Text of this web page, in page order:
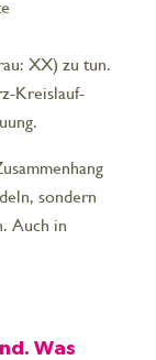
XX) zu tun.
Kreislauf-
sondern
Auch in
Was